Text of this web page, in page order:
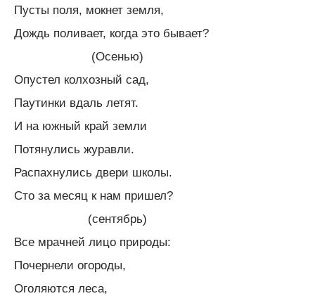
Пусты поля, мокнет земля,
Дождь поливает, когда это бывает?
(Осенью)
Опустел колхозный сад,
Паутинки вдаль летят.
И на южный край земли
Потянулись журавли.
Распахнулись двери школы.
Сто за месяц к нам пришел?
(сентябрь)
Все мрачней лицо природы:
Почернели огороды,
Оголяются леса,